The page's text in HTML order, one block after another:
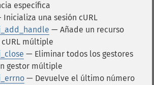
específica
Inicializa una sesión cURL
— Añade un recurso
cURL múltiple
— Eliminar todos los gestores
gestor múltiple
— Devuelve el último número